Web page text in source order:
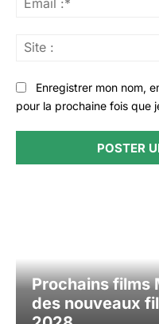
Enregistrer mon nom,
pour la prochaine fois que
Prochains films
des nouveaux